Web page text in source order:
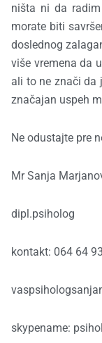
ništa ni da
morate biti
doslednog
više vremena da
ali to ne znači da
značajan uspeh
Ne odustajte pre
Mr Sanja
dipl.psiholog
kontakt: 064 64
skypename: